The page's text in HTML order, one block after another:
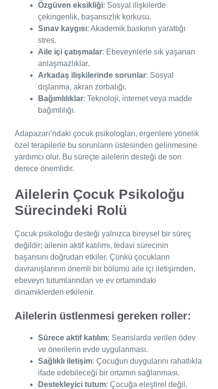
Özgüven eksikliği: Sosyal ilişkilerde
çekingenlik, başarısızlık korkusu.
Sınav kaygısı: Akademik baskının yarattığı
stres.
Aile içi çatışmalar: Ebeveynlerle sık yaşanan
anlaşmazlıklar.
Arkadaş ilişkilerinde sorunlar: Sosyal
dışlanma, akran zorbalığı.
Bağımlılıklar: Teknoloji, internet veya madde
bağımlılığı.
Adapazarı’ndaki çocuk psikologları, ergenlere yönelik
özel terapilerle bu sorunların üstesinden gelinmesine
yardımcı olur. Bu süreçte ailelerin desteği de son
derece önemlidir.
Ailelerin Çocuk Psikoloğu
Sürecindeki Rolü
Çocuk psikoloğu desteği yalnızca bireysel bir süreç
değildir; ailenin aktif katılımı, tedavi sürecinin
başarısını doğrudan etkiler. Çünkü çocukların
davranışlarının önemli bir bölümü aile içi iletişimden,
ebeveyn tutumlarından ve ev ortamındaki
dinamiklerden etkilenir.
Ailelerin üstlenmesi gereken roller:
Sürece aktif katılım: Seanslarda verilen ödev
ve önerilerin evde uygulanması.
Sağlıklı iletişim: Çocuğun duygularını rahatlıkla
ifade edebileceği bir ortamın sağlanması.
Destekleyici tutum: Çocuğa eleştirel değil,